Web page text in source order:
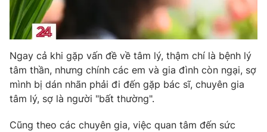
thuận bằng văn bản. Ghi rõ nguồn VTV.vn khi phát hành lại
thông tin từ website này.
Ngay cả khi gặp vấn đề về tâm lý, thậm chí là bệnh lý
tâm thần, nhưng chính các em và gia đình còn ngại, sợ
mình bị dán nhãn phải đi đến gặp bác sĩ, chuyên gia
tâm lý, sợ là người "bất thường".
Cũng theo các chuyên gia, việc quan tâm đến sức